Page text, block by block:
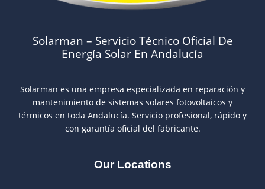
Solarman – Servicio Técnico Oficial De
Energía Solar En Andalucía
Solarman es una empresa especializada en reparación y
mantenimiento de sistemas solares fotovoltaicos y
térmicos en toda Andalucía. Servicio profesional, rápido y
con garantía oficial del fabricante.
Our Locations